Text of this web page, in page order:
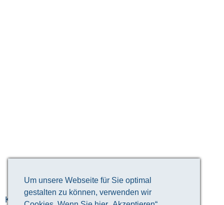
Um unsere Webseite für Sie optimal
gestalten zu können, verwenden wir
KONTAKTDATEN